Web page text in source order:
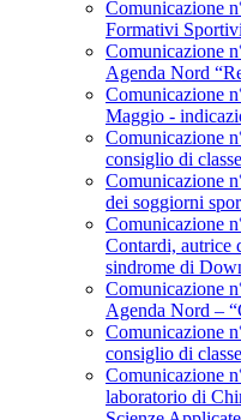
Comunicazione
Formativi
Comunicazione
Agenda Nord
Comunicazione
Maggio -
Comunicazione
consiglio di
Comunicazione
dei soggiorni
Comunicazione
Contardi, autrice
sindrome di
Comunicazione
Agenda Nord –
Comunicazione
consiglio di
Comunicazione
laboratorio di